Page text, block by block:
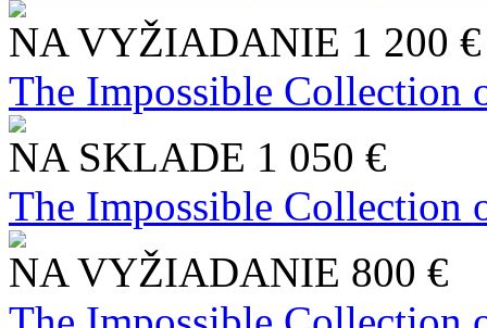
NA VYŽIADANIE 1 200 €
The Impossible Collection
NA SKLADE 1 050 €
The Impossible Collection
NA VYŽIADANIE 800 €